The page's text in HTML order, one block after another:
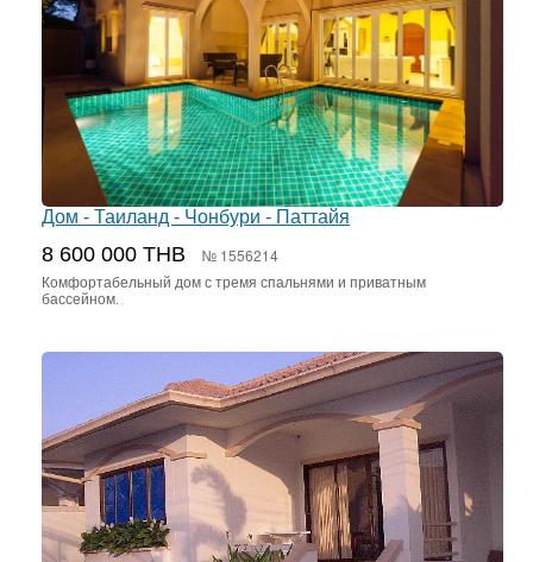
Дом - Таиланд - Чонбури - Паттайя
8 600 000 THB № 1556214
Комфортабельный дом с тремя спальнями и приватным
бассейном.